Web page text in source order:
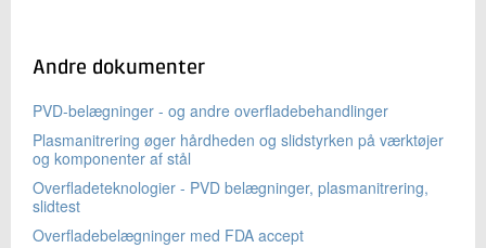
Andre dokumenter
PVD-belægninger - og andre overfladebehandlinger
Plasmanitrering øger hårdheden og slidstyrken på værktøjer
og komponenter af stål
Overfladeteknologier - PVD belægninger, plasmanitrering,
slidtest
Overfladebelægninger med FDA accept